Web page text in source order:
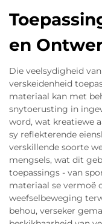
en
Die veelsydigheid
verskeidenheid
materiaal kan met
snytoerusting in
word, wat kreatiewe
sy reflekterende
verskillende soorte
mengsels, wat dit
toepassings - van
materiaal se vermoë
weefselbeweging
behou, verseker